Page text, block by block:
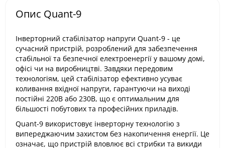
Опис Quant-9
Інверторний стабілізатор напруги Quant-9 - це
сучасний пристрій, розроблений для забезпечення
стабільної та безпечної електроенергії у вашому домі,
офісі чи на виробництві. Завдяки передовим
технологіям, цей стабілізатор ефективно усуває
коливання вхідної напруги, гарантуючи на виході
постійні 220В або 230В, що є оптимальним для
більшості побутових та професійних приладів.
Quant-9 використовує інверторну технологію з
випереджаючим захистом без накопичення енергії. Це
означає, що пристрій вловлює всі стрибки та викиди